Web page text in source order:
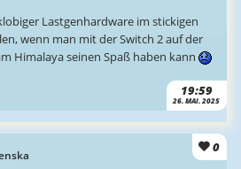
19:59
26. MAI. 2025
Lastgenhardware im stickigen
wenn man mit der Switch 2 auf der
Himalaya seinen Spaß haben kann
0